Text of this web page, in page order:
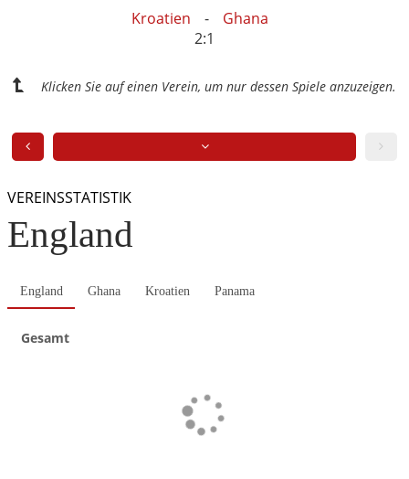
Kroatien
Ghana
2:1
Klicken Sie auf einen Verein, um nur dessen Spiele anzuzeigen.
VEREINSSTATISTIK
England
England Ghana Kroatien Panama
Gesamt